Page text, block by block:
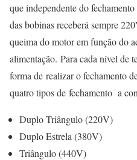
que independente do
das bobinas receberá sempre
queima do motor em função do
alimentação. Para cada nível de
forma de realizar o fechamento
quatro tipos de fechamento a
Duplo Triângulo (220V)
Duplo Estrela (380V)
Triângulo (440V)